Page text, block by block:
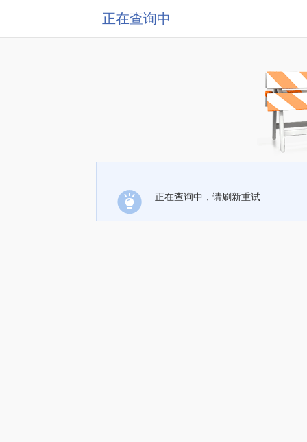
正在查询中
正在查询中，请刷新重试